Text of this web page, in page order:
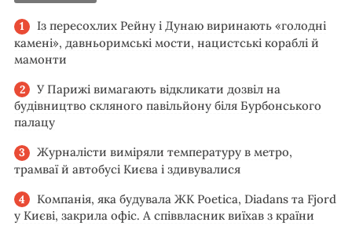
Із пересохлих Рейну і Дунаю виринають «голодні
камені», давньоримські мости, нацистські кораблі й
мамонти
У Парижі вимагають відкликати дозвіл на
будівництво скляного павільйону біля Бурбонського
палацу
Журналісти виміряли температуру в метро,
трамваї й автобусі Києва і здивувалися
Компанія, яка будувала ЖК Poetica, Diadans та Fjord
у Києві, закрила офіс. А співвласник виїхав з країни